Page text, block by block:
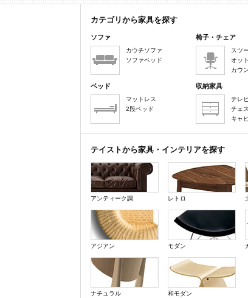
カテゴリから家具を探す
ソファ
カウチソファ
ソファベッド
椅子・チェア
スツ
オッ
カウ
ベッド
マットレス
2段ベッド
収納家具
テレ
チェ
キャ
テイストから家具・インテリアを探す
アンティーク調 レトロ
アジアン モダン
ナチュラル 和モダン